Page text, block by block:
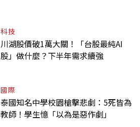
科技
川湖股價破1萬大關！「台股最純AI
股」做什麼？下半年需求續強
國際
泰國知名中學校園槍擊悲劇：5死皆為
教師！學生憶「以為是惡作劇」